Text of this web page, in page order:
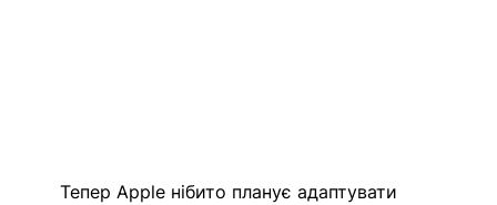
Тепер Apple нібито планує адаптувати